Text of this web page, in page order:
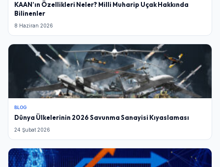
KAAN’ın Özellikleri Neler? Milli Muharip Uçak Hakkında
Bilinenler
8 Haziran 2026
BLOG
Dünya Ülkelerinin 2026 Savunma Sanayisi Kıyaslaması
24 Şubat 2026